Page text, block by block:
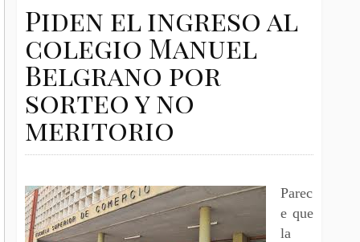
Piden el ingreso al
colegio Manuel
Belgrano por
sorteo y no
meritorio
Parec
e que
la